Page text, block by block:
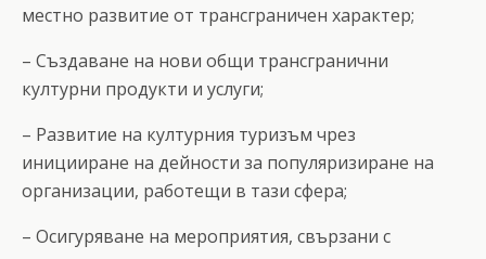
местно развитие от трансграничен характер;
– Създаване на нови общи трансгранични
културни продукти и услуги;
– Развитие на културния туризъм чрез
иницииране на дейности за популяризиране на
организации, работещи в тази сфера;
– Осигуряване на мероприятия, свързани с